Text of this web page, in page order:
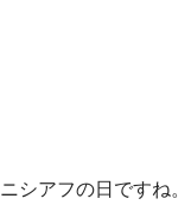
ニシアフの日ですね